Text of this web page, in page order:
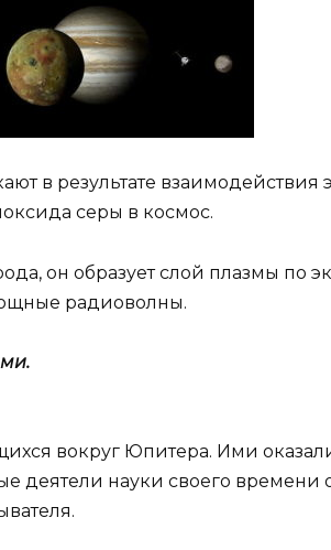
в результате взаимодействия
серы в космос.
он образует слой плазмы по
радиоволны.
вокруг Юпитера. Ими
деятели науки своего времени